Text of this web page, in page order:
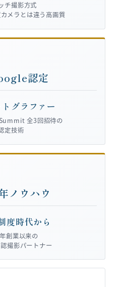
チ撮影方式
メラとは違う高画質
認定
グラファー
全3回招待の
定技術
ノウハウ
度時代から
創業以来の
撮影パートナー